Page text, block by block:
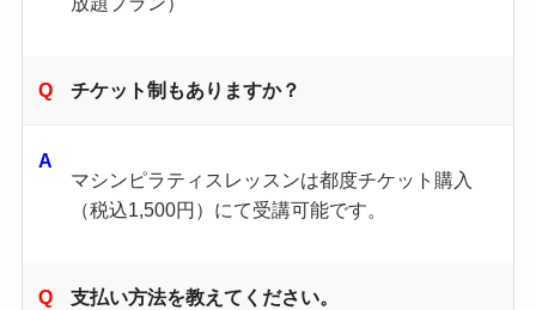
チケット制もありますか？
マシンピラティスレッスンは都度チケット購入
（税込1,500円）にて受講可能です。
支払い方法を教えてください。